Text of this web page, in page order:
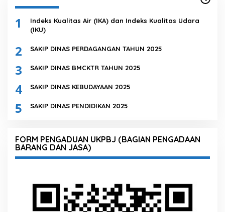
1
Indeks Kualitas Air (IKA) dan Indeks Kualitas Udara
(IKU)
2 SAKIP DINAS PERDAGANGAN TAHUN 2025
3 SAKIP DINAS BMCKTR TAHUN 2025
4 SAKIP DINAS KEBUDAYAAN 2025
5 SAKIP DINAS PENDIDIKAN 2025
FORM PENGADUAN UKPBJ (BAGIAN PENGADAAN
BARANG DAN JASA)